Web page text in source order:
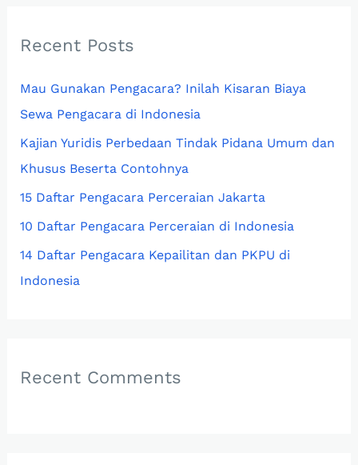
c
f
o
r
:
Recent Posts
Mau Gunakan Pengacara? Inilah Kisaran Biaya
Sewa Pengacara di Indonesia
Kajian Yuridis Perbedaan Tindak Pidana Umum dan
Khusus Beserta Contohnya
15 Daftar Pengacara Perceraian Jakarta
10 Daftar Pengacara Perceraian di Indonesia
14 Daftar Pengacara Kepailitan dan PKPU di
Indonesia
Recent Comments